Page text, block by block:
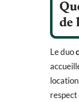
de
Le duo
respect